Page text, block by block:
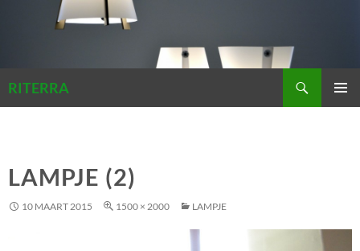
RITERRA
LAMPJE (2)
10 MAART 2015 1500 × 2000 LAMPJE